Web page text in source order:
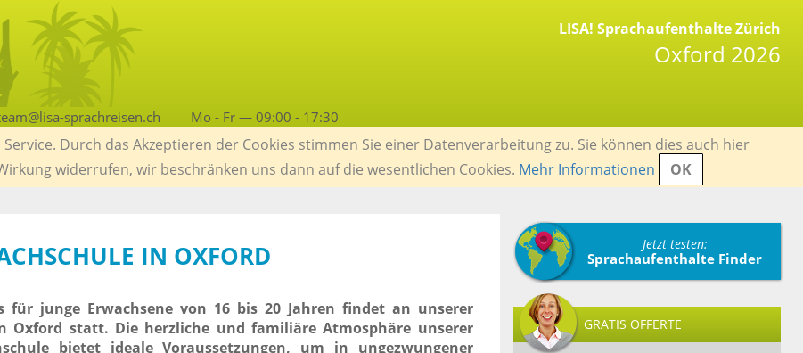
LISA! Sprachaufenthalte Zürich
Oxford 2026
sprachreisen.ch Mo - Fr — 09:00 - 17:30
Durch das Akzeptieren der Cookies stimmen Sie einer Datenverarbeitung zu. Sie können dies auch hier
widerrufen, wir beschränken uns dann auf die wesentlichen Cookies. Mehr Informationen OK
IN OXFORD
für junge Erwachsene von 16 bis 20 Jahren findet an unserer
Oxford statt. Die herzliche und familiäre Atmosphäre unserer
bietet ideale Voraussetzungen, um in ungezwungener
Jetzt testen:
Sprachaufenthalte Finder
GRATIS OFFERTE